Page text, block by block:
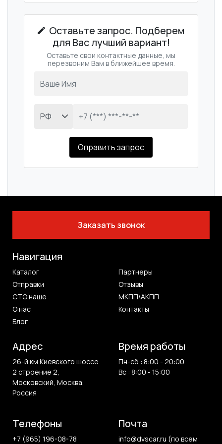
Оставьте запрос. Подберем
для Вас лучший вариант!
Оставьте свои контактные данные, мы
перезвоним Вам в ближейшее время.
Оправить запрос
Заказать звонок
Навигация
Каталог
Партнеры
Отправки
Отзывы
СТО наше
МКПП\АКПП
О нас
Контакты
Блог
Адрес
26-й км Киевского шоссе
2 строение 2,
Московский, Москва,
Россия
Время работы
Пн-сб : 8:00 - 20:00
Вс : 8:00 - 15:00
Телефоны
+7 (965) 196-08-78
Почта
info@dvscar.ru (по всем